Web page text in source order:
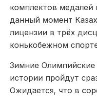
комплектов
данный момент
лицензии в трёх
конькобежном
Зимние
истории пройдут
Ожидается, что в